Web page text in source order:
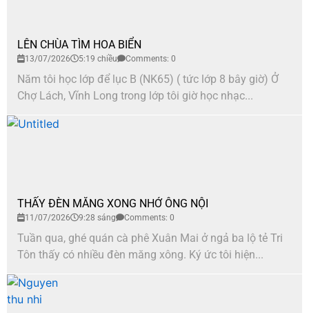
LÊN CHÙA TÌM HOA BIỂN
13/07/2026 5:19 chiều Comments: 0
Năm tôi học lớp để lục B (NK65) ( tức lớp 8 bây giờ) Ở
Chợ Lách, Vĩnh Long trong lớp tôi giờ học nhạc...
THẤY ĐÈN MĂNG XONG NHỚ ÔNG NỘI
11/07/2026 9:28 sáng Comments: 0
Tuần qua, ghé quán cà phê Xuân Mai ở ngả ba lộ tẻ Tri
Tôn thấy có nhiều đèn măng xông. Ký ức tôi hiện...